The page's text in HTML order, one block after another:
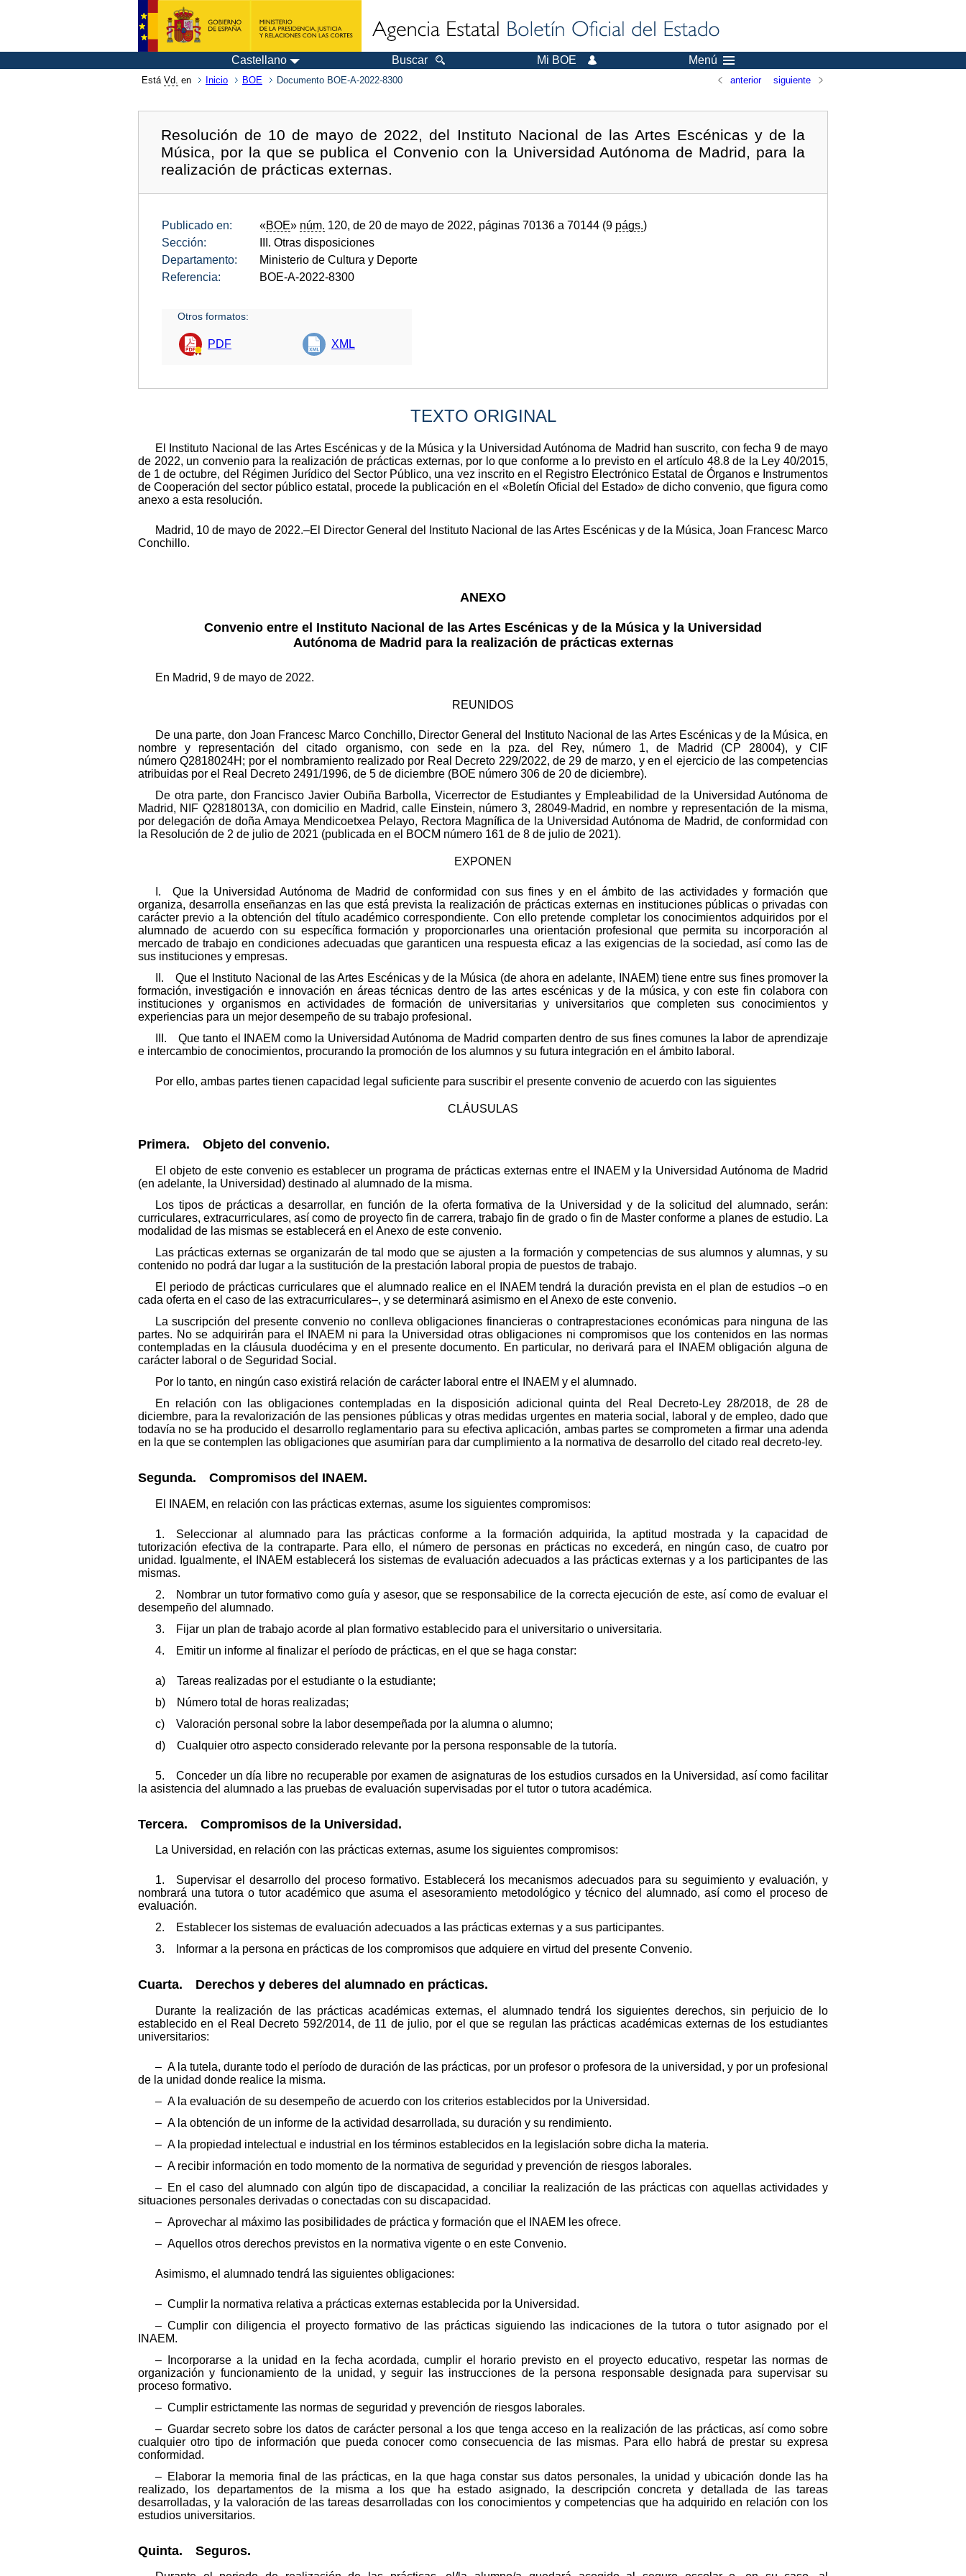
Castellano Buscar Mi BOE Menú
Está Vd. en Inicio BOE Documento BOE-A-2022-8300 anterior siguiente
Resolución de 10 de mayo de 2022, del Instituto Nacional de las Artes Escénicas y de la
Música, por la que se publica el Convenio con la Universidad Autónoma de Madrid, para la
realización de prácticas externas.
Publicado en: «BOE» núm. 120, de 20 de mayo de 2022, páginas 70136 a 70144 (9 págs.)
Sección:
III. Otras disposiciones
Departamento:
Ministerio de Cultura y Deporte
Referencia:
BOE-A-2022-8300
Otros formatos:
PDF XML
TEXTO ORIGINAL
El Instituto Nacional de las Artes Escénicas y de la Música y la Universidad Autónoma de Madrid han suscrito, con fecha 9 de mayo
de 2022, un convenio para la realización de prácticas externas, por lo que conforme a lo previsto en el artículo 48.8 de la Ley 40/2015,
de 1 de octubre, del Régimen Jurídico del Sector Público, una vez inscrito en el Registro Electrónico Estatal de Órganos e Instrumentos
de Cooperación del sector público estatal, procede la publicación en el «Boletín Oficial del Estado» de dicho convenio, que figura como
anexo a esta resolución.
Madrid, 10 de mayo de 2022.–El Director General del Instituto Nacional de las Artes Escénicas y de la Música, Joan Francesc Marco
Conchillo.
ANEXO
Convenio entre el Instituto Nacional de las Artes Escénicas y de la Música y la Universidad
Autónoma de Madrid para la realización de prácticas externas
En Madrid, 9 de mayo de 2022.
REUNIDOS
De una parte, don Joan Francesc Marco Conchillo, Director General del Instituto Nacional de las Artes Escénicas y de la Música, en
nombre y representación del citado organismo, con sede en la pza. del Rey, número 1, de Madrid (CP 28004), y CIF
número Q2818024H; por el nombramiento realizado por Real Decreto 229/2022, de 29 de marzo, y en el ejercicio de las competencias
atribuidas por el Real Decreto 2491/1996, de 5 de diciembre (BOE número 306 de 20 de diciembre).
De otra parte, don Francisco Javier Oubiña Barbolla, Vicerrector de Estudiantes y Empleabilidad de la Universidad Autónoma de
Madrid, NIF Q2818013A, con domicilio en Madrid, calle Einstein, número 3, 28049-Madrid, en nombre y representación de la misma,
por delegación de doña Amaya Mendicoetxea Pelayo, Rectora Magnífica de la Universidad Autónoma de Madrid, de conformidad con
la Resolución de 2 de julio de 2021 (publicada en el BOCM número 161 de 8 de julio de 2021).
EXPONEN
I. Que la Universidad Autónoma de Madrid de conformidad con sus fines y en el ámbito de las actividades y formación que
organiza, desarrolla enseñanzas en las que está prevista la realización de prácticas externas en instituciones públicas o privadas con
carácter previo a la obtención del título académico correspondiente. Con ello pretende completar los conocimientos adquiridos por el
alumnado de acuerdo con su específica formación y proporcionarles una orientación profesional que permita su incorporación al
mercado de trabajo en condiciones adecuadas que garanticen una respuesta eficaz a las exigencias de la sociedad, así como las de
sus instituciones y empresas.
II. Que el Instituto Nacional de las Artes Escénicas y de la Música (de ahora en adelante, INAEM) tiene entre sus fines promover la
formación, investigación e innovación en áreas técnicas dentro de las artes escénicas y de la música, y con este fin colabora con
instituciones y organismos en actividades de formación de universitarias y universitarios que completen sus conocimientos y
experiencias para un mejor desempeño de su trabajo profesional.
III. Que tanto el INAEM como la Universidad Autónoma de Madrid comparten dentro de sus fines comunes la labor de aprendizaje
e intercambio de conocimientos, procurando la promoción de los alumnos y su futura integración en el ámbito laboral.
Por ello, ambas partes tienen capacidad legal suficiente para suscribir el presente convenio de acuerdo con las siguientes
CLÁUSULAS
Primera. Objeto del convenio.
El objeto de este convenio es establecer un programa de prácticas externas entre el INAEM y la Universidad Autónoma de Madrid
(en adelante, la Universidad) destinado al alumnado de la misma.
Los tipos de prácticas a desarrollar, en función de la oferta formativa de la Universidad y de la solicitud del alumnado, serán:
curriculares, extracurriculares, así como de proyecto fin de carrera, trabajo fin de grado o fin de Master conforme a planes de estudio. La
modalidad de las mismas se establecerá en el Anexo de este convenio.
Las prácticas externas se organizarán de tal modo que se ajusten a la formación y competencias de sus alumnos y alumnas, y su
contenido no podrá dar lugar a la sustitución de la prestación laboral propia de puestos de trabajo.
El periodo de prácticas curriculares que el alumnado realice en el INAEM tendrá la duración prevista en el plan de estudios –o en
cada oferta en el caso de las extracurriculares–, y se determinará asimismo en el Anexo de este convenio.
La suscripción del presente convenio no conlleva obligaciones financieras o contraprestaciones económicas para ninguna de las
partes. No se adquirirán para el INAEM ni para la Universidad otras obligaciones ni compromisos que los contenidos en las normas
contempladas en la cláusula duodécima y en el presente documento. En particular, no derivará para el INAEM obligación alguna de
carácter laboral o de Seguridad Social.
Por lo tanto, en ningún caso existirá relación de carácter laboral entre el INAEM y el alumnado.
En relación con las obligaciones contempladas en la disposición adicional quinta del Real Decreto-Ley 28/2018, de 28 de
diciembre, para la revalorización de las pensiones públicas y otras medidas urgentes en materia social, laboral y de empleo, dado que
todavía no se ha producido el desarrollo reglamentario para su efectiva aplicación, ambas partes se comprometen a firmar una adenda
en la que se contemplen las obligaciones que asumirían para dar cumplimiento a la normativa de desarrollo del citado real decreto-ley.
Segunda. Compromisos del INAEM.
El INAEM, en relación con las prácticas externas, asume los siguientes compromisos:
1. Seleccionar al alumnado para las prácticas conforme a la formación adquirida, la aptitud mostrada y la capacidad de
tutorización efectiva de la contraparte. Para ello, el número de personas en prácticas no excederá, en ningún caso, de cuatro por
unidad. Igualmente, el INAEM establecerá los sistemas de evaluación adecuados a las prácticas externas y a los participantes de las
mismas.
2. Nombrar un tutor formativo como guía y asesor, que se responsabilice de la correcta ejecución de este, así como de evaluar el
desempeño del alumnado.
3. Fijar un plan de trabajo acorde al plan formativo establecido para el universitario o universitaria.
4. Emitir un informe al finalizar el período de prácticas, en el que se haga constar:
a) Tareas realizadas por el estudiante o la estudiante;
b) Número total de horas realizadas;
c) Valoración personal sobre la labor desempeñada por la alumna o alumno;
d) Cualquier otro aspecto considerado relevante por la persona responsable de la tutoría.
5. Conceder un día libre no recuperable por examen de asignaturas de los estudios cursados en la Universidad, así como facilitar
la asistencia del alumnado a las pruebas de evaluación supervisadas por el tutor o tutora académica.
Tercera. Compromisos de la Universidad.
La Universidad, en relación con las prácticas externas, asume los siguientes compromisos:
1. Supervisar el desarrollo del proceso formativo. Establecerá los mecanismos adecuados para su seguimiento y evaluación, y
nombrará una tutora o tutor académico que asuma el asesoramiento metodológico y técnico del alumnado, así como el proceso de
evaluación.
2. Establecer los sistemas de evaluación adecuados a las prácticas externas y a sus participantes.
3. Informar a la persona en prácticas de los compromisos que adquiere en virtud del presente Convenio.
Cuarta. Derechos y deberes del alumnado en prácticas.
Durante la realización de las prácticas académicas externas, el alumnado tendrá los siguientes derechos, sin perjuicio de lo
establecido en el Real Decreto 592/2014, de 11 de julio, por el que se regulan las prácticas académicas externas de los estudiantes
universitarios:
– A la tutela, durante todo el período de duración de las prácticas, por un profesor o profesora de la universidad, y por un profesional
de la unidad donde realice la misma.
– A la evaluación de su desempeño de acuerdo con los criterios establecidos por la Universidad.
– A la obtención de un informe de la actividad desarrollada, su duración y su rendimiento.
– A la propiedad intelectual e industrial en los términos establecidos en la legislación sobre dicha la materia.
– A recibir información en todo momento de la normativa de seguridad y prevención de riesgos laborales.
– En el caso del alumnado con algún tipo de discapacidad, a conciliar la realización de las prácticas con aquellas actividades y
situaciones personales derivadas o conectadas con su discapacidad.
– Aprovechar al máximo las posibilidades de práctica y formación que el INAEM les ofrece.
– Aquellos otros derechos previstos en la normativa vigente o en este Convenio.
Asimismo, el alumnado tendrá las siguientes obligaciones:
– Cumplir la normativa relativa a prácticas externas establecida por la Universidad.
– Cumplir con diligencia el proyecto formativo de las prácticas siguiendo las indicaciones de la tutora o tutor asignado por el
INAEM.
– Incorporarse a la unidad en la fecha acordada, cumplir el horario previsto en el proyecto educativo, respetar las normas de
organización y funcionamiento de la unidad, y seguir las instrucciones de la persona responsable designada para supervisar su
proceso formativo.
– Cumplir estrictamente las normas de seguridad y prevención de riesgos laborales.
– Guardar secreto sobre los datos de carácter personal a los que tenga acceso en la realización de las prácticas, así como sobre
cualquier otro tipo de información que pueda conocer como consecuencia de las mismas. Para ello habrá de prestar su expresa
conformidad.
– Elaborar la memoria final de las prácticas, en la que haga constar sus datos personales, la unidad y ubicación donde las ha
realizado, los departamentos de la misma a los que ha estado asignado, la descripción concreta y detallada de las tareas
desarrolladas, y la valoración de las tareas desarrolladas con los conocimientos y competencias que ha adquirido en relación con los
estudios universitarios.
Quinta. Seguros.